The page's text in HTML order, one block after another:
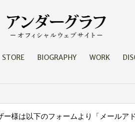
STORE BIOGRAPHY WORK
様は以下のフォームより「メールア